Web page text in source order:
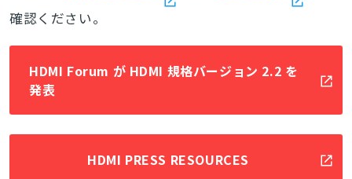
確認ください。
HDMI Forum が HDMI 規格バージョン 2.2 を
発表
HDMI PRESS RESOURCES